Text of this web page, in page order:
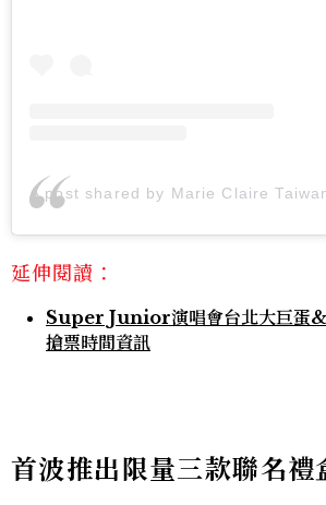
A post shared by Marie Claire
延伸閱讀：
Super Junior演唱會台北大巨蛋&
搶票時間資訊
首波推出限量三款聯名禮